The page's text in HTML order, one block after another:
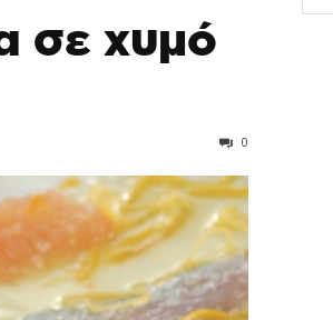
σε χυμό
0